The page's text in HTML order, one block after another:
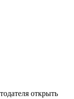
открыть